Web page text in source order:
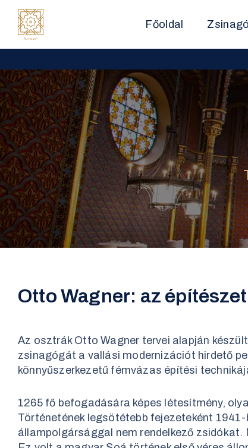
Főoldal
Otto Wagner: az
Az osztrák Otto Wagner tervei alapján
zsinagógát a vallási modernizációt hirdető
könnyűszerkezetű fémvázas építési
1265 fő befogadására képes létesítmény,
Történetének legsötétebb fejezeteként
állampolgársággal nem rendelkező